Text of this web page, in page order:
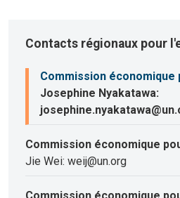
Contacts régionaux pour
Commission économique
Josephine Nyakatawa:
Commission économique
Jie Wei: weij@un.org